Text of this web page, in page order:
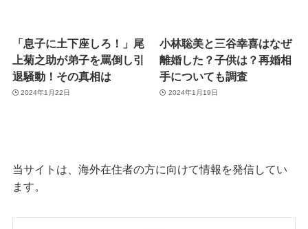
「息子に土下座しろ！」尾
上菊之助が弟子を罵倒し引
退騒動！その真相は
2024年1月22日
小林聡美と三谷幸喜はなぜ
離婚した？子供は？再婚相
手についても調査
2024年1月19日
当サイトは、海外在住者の方に向けて情報を発信してい
ます。